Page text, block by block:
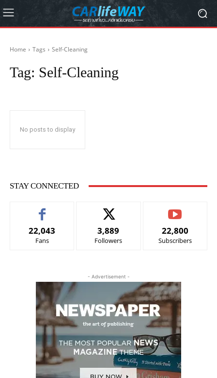
Home Tags Self-Cleaning
Tag: Self-Cleaning
No posts to display
STAY CONNECTED
22,043
Fans
3,889
Followers
22,800
Subscribers
- Advertisement -